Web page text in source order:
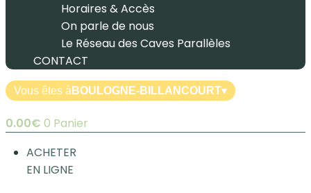
Horaires & Accès
On parle de nous
Le Réseau des Caves Parallèles
CONTACT
Vous êtes à BOULOGNE-BILLANCOURT▾
0.00€ 0 Panier
ACHETER
EN LIGNE